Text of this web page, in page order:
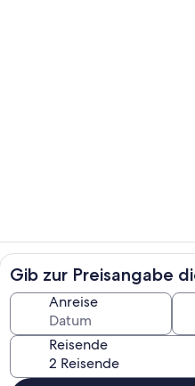
Gib zur Preisangabe
Anreise
Reisende